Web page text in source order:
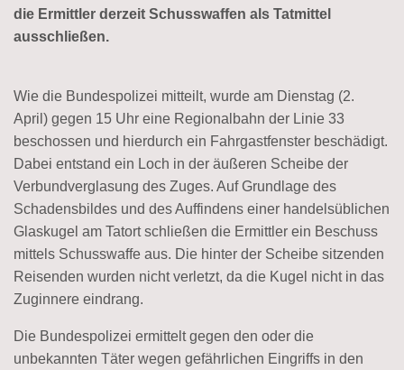
die Ermittler derzeit Schusswaffen als Tatmittel
ausschließen.
Wie die Bundespolizei mitteilt, wurde am Dienstag (2.
April) gegen 15 Uhr eine Regionalbahn der Linie 33
beschossen und hierdurch ein Fahrgastfenster beschädigt.
Dabei entstand ein Loch in der äußeren Scheibe der
Verbundverglasung des Zuges. Auf Grundlage des
Schadensbildes und des Auffindens einer handelsüblichen
Glaskugel am Tatort schließen die Ermittler ein Beschuss
mittels Schusswaffe aus. Die hinter der Scheibe sitzenden
Reisenden wurden nicht verletzt, da die Kugel nicht in das
Zuginnere eindrang.
Die Bundespolizei ermittelt gegen den oder die
unbekannten Täter wegen gefährlichen Eingriffs in den